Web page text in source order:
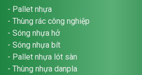
- Pallet nhựa
- Thùng rác công nghiệp
- Sóng nhựa hở
- Sóng nhựa bít
- Pallet nhựa lót sàn
- Thùng nhựa danpla